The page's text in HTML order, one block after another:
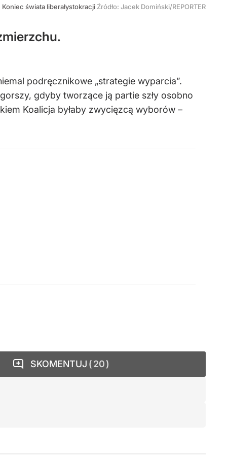
Koniec świata liberałystokracji Źródło: Jacek Domiński/REPORTER
podręcznikowe „strategie wyparcia”.
gdyby tworzące ją partie szły osobno
Koalicja byłaby zwycięzcą wyborów –
SKOMENTUJ 20